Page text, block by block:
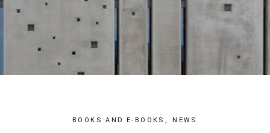
BOOKS AND E-BOOKS , NEWS